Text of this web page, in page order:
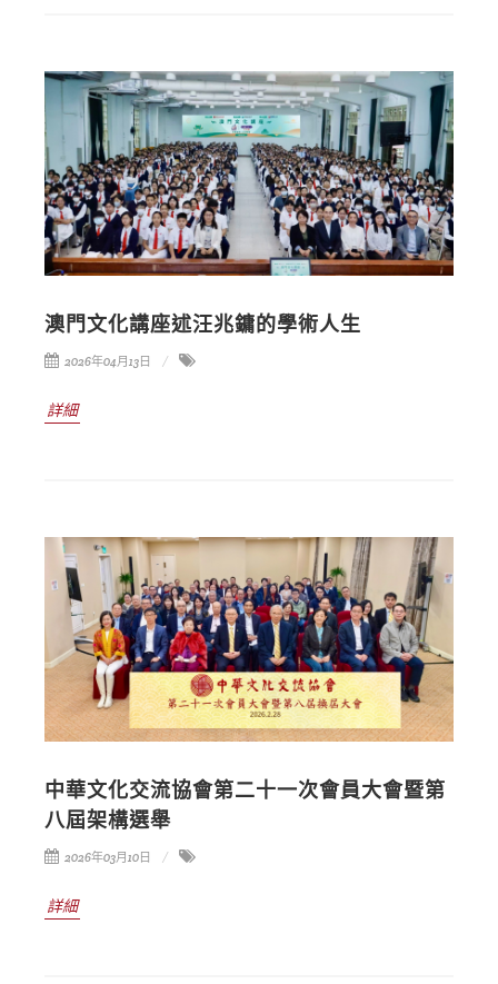
澳門文化講座述汪兆鏞的學術人生
2026年04月13日
詳細
中華文化交流協會第二十一次會員大會暨第
八屆架構選舉
2026年03月10日
詳細